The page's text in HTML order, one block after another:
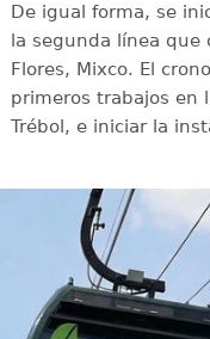
De igual forma, se
la segunda línea que
Flores, Mixco. El
primeros trabajos en
Trébol, e iniciar la